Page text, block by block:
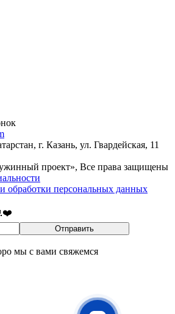
г. Казань, ул. Гвардейская, 11
проект», Все права защищены
обработки персональных данных
Отправить
мы с вами свяжемся